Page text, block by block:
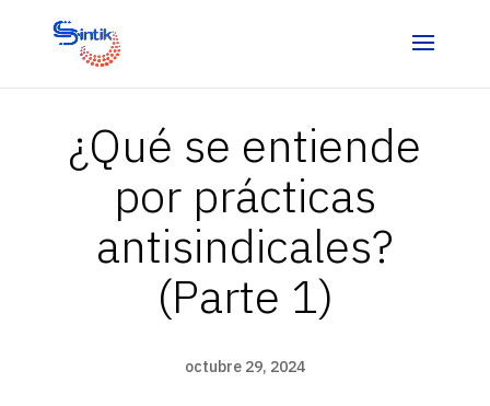
¿Qué se entiende
por prácticas
antisindicales?
(Parte 1)
octubre 29, 2024